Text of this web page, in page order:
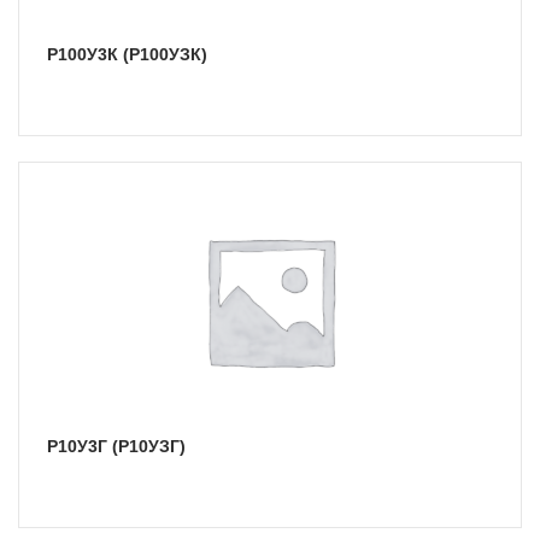
Р100У3К (Р100УЗК)
Р10У3Г (Р10УЗГ)